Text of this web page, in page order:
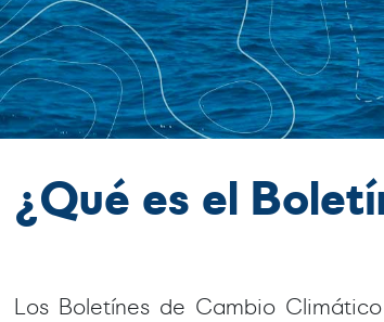
¿Qué es el
Los Boletínes de Cambio